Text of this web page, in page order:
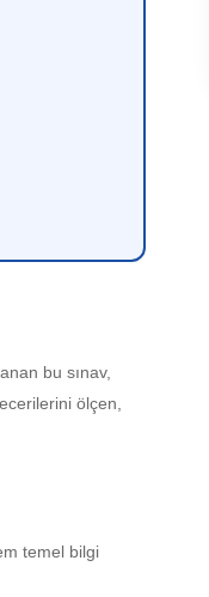
bu sınav,
ölçen,
temel bilgi